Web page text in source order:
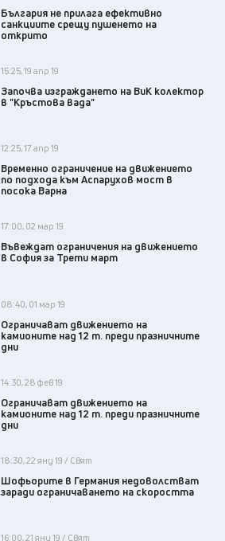
България не прилага ефективно
санкциите срещу пушенето на
открито
15:25, 19 апр 19
Започва изграждането на ВиК колектор
в "Кръстова вада"
12:25, 17 апр 19
Временно ограничение на движението
по подхода към Аспарухов мост в
посока Варна
17:00, 02 мар 19
Въвеждат ограничения на движението
в София за Трети март
08:40, 01 мар 19
Ограничават движението на
камионите над 12 т. преди празничните
дни
14:30, 28 фев 19
Ограничават движението на
камионите над 12 т. преди празничните
дни
18:30, 22 яну 19 / Свят
Шофьорите в Германия недоволстват
заради ограничаването на скоростта
16:00, 21 яну 19 / Свят